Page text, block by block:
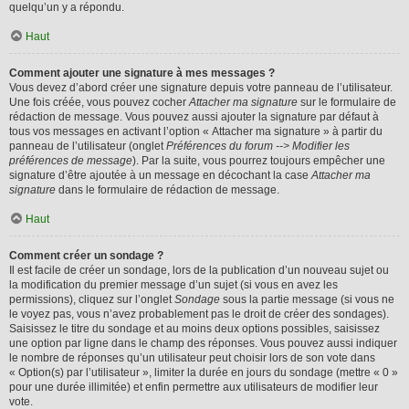
quelqu’un y a répondu.
Haut
Comment ajouter une signature à mes messages ?
Vous devez d’abord créer une signature depuis votre panneau de l’utilisateur.
Une fois créée, vous pouvez cocherAttacher ma signature sur le formulaire de
rédaction de message. Vous pouvez aussi ajouter la signature par défaut à
tous vos messages en activant l’option « Attacher ma signature » à partir du
panneau de l’utilisateur (ongletPréférences du forum --> Modifier les
préférences de message). Par la suite, vous pourrez toujours empêcher une
signature d’être ajoutée à un message en décochant la caseAttacher ma
signature dans le formulaire de rédaction de message.
Haut
Comment créer un sondage ?
Il est facile de créer un sondage, lors de la publication d’un nouveau sujet ou
la modification du premier message d’un sujet (si vous en avez les
permissions), cliquez sur l’ongletSondage sous la partie message (si vous ne
le voyez pas, vous n’avez probablement pas le droit de créer des sondages).
Saisissez le titre du sondage et au moins deux options possibles, saisissez
une option par ligne dans le champ des réponses. Vous pouvez aussi indiquer
le nombre de réponses qu’un utilisateur peut choisir lors de son vote dans
« Option(s) par l’utilisateur », limiter la durée en jours du sondage (mettre « 0 »
pour une durée illimitée) et enfin permettre aux utilisateurs de modifier leur
vote.